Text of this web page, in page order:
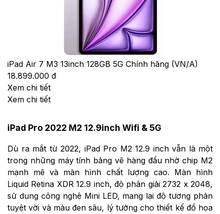
iPad Air 7 M3 13inch 128GB 5G Chính hãng (VN/A)
18.899.000 đ
Xem chi tiết
Xem chi tiết
iPad Pro 2022 M2 12.9inch Wifi & 5G​
Dù ra mắt từ 2022, iPad Pro M2 12.9 inch vẫn là một
trong những máy tính bảng vẽ hàng đầu nhờ chip M2
mạnh mẽ và màn hình chất lượng cao. Màn hình
Liquid Retina XDR 12.9 inch, độ phân giải 2732 x 2048,
sử dụng công nghệ Mini LED, mang lại độ tương phản
tuyệt vời và màu đen sâu, lý tưởng cho thiết kế đồ họa